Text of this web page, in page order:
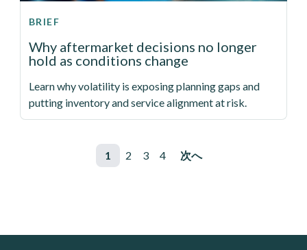
Why aftermarket decisions no longer
hold as conditions change
Learn why volatility is exposing planning gaps and
putting inventory and service alignment at risk.
BRIEF
ページ送り
ページ
1 ページ
2 ページ
3 ページ
4 次ページ
次へ